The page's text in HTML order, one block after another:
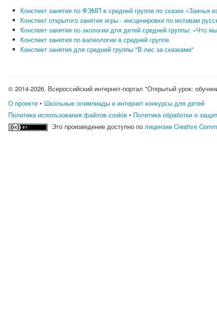
Конспект занятия по ФЭМП в средней группе по сказке «Заячья
Конспект открытого занятия игры - инсценировки по мотивам
Конспект занятия по экологии для детей средней группы: «Что
Конспект занятия по валеологии в средней группе
Конспект занятия для средней группы "В лес за сказками"
© 2014-2026, Всероссийский интернет-портал "Открытый урок:
О проекте • Школьные олимпиады и интернет конкурсы для детей
Политика использования файлов cookie • Политика обработки и
Это произведение доступно полицензии Creative